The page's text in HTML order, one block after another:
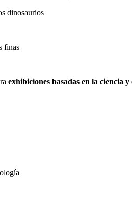
dinosaurios
finas
exhibiciones basadas en la ciencia